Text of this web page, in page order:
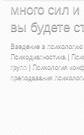
много сил
вы будете
Введение в психологию
Психодиагностика |
групп | Психология
преподавания